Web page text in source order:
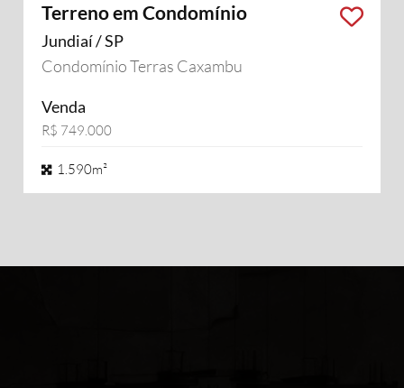
Terreno em Condomínio
Jundiaí / SP
Condomínio Terras Caxambu
Venda
R$ 749.000
1.590m²